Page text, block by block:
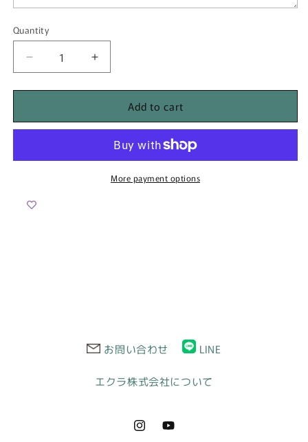
Quantity
Quantity
Decrease
quantity
for
レ
オ
Increase
quantity
for
[DP01]
レ
ト
ッ
Add to cart
More payment options
お問い合わせ LINE
エクラ株式会社について
InstagramYouTube